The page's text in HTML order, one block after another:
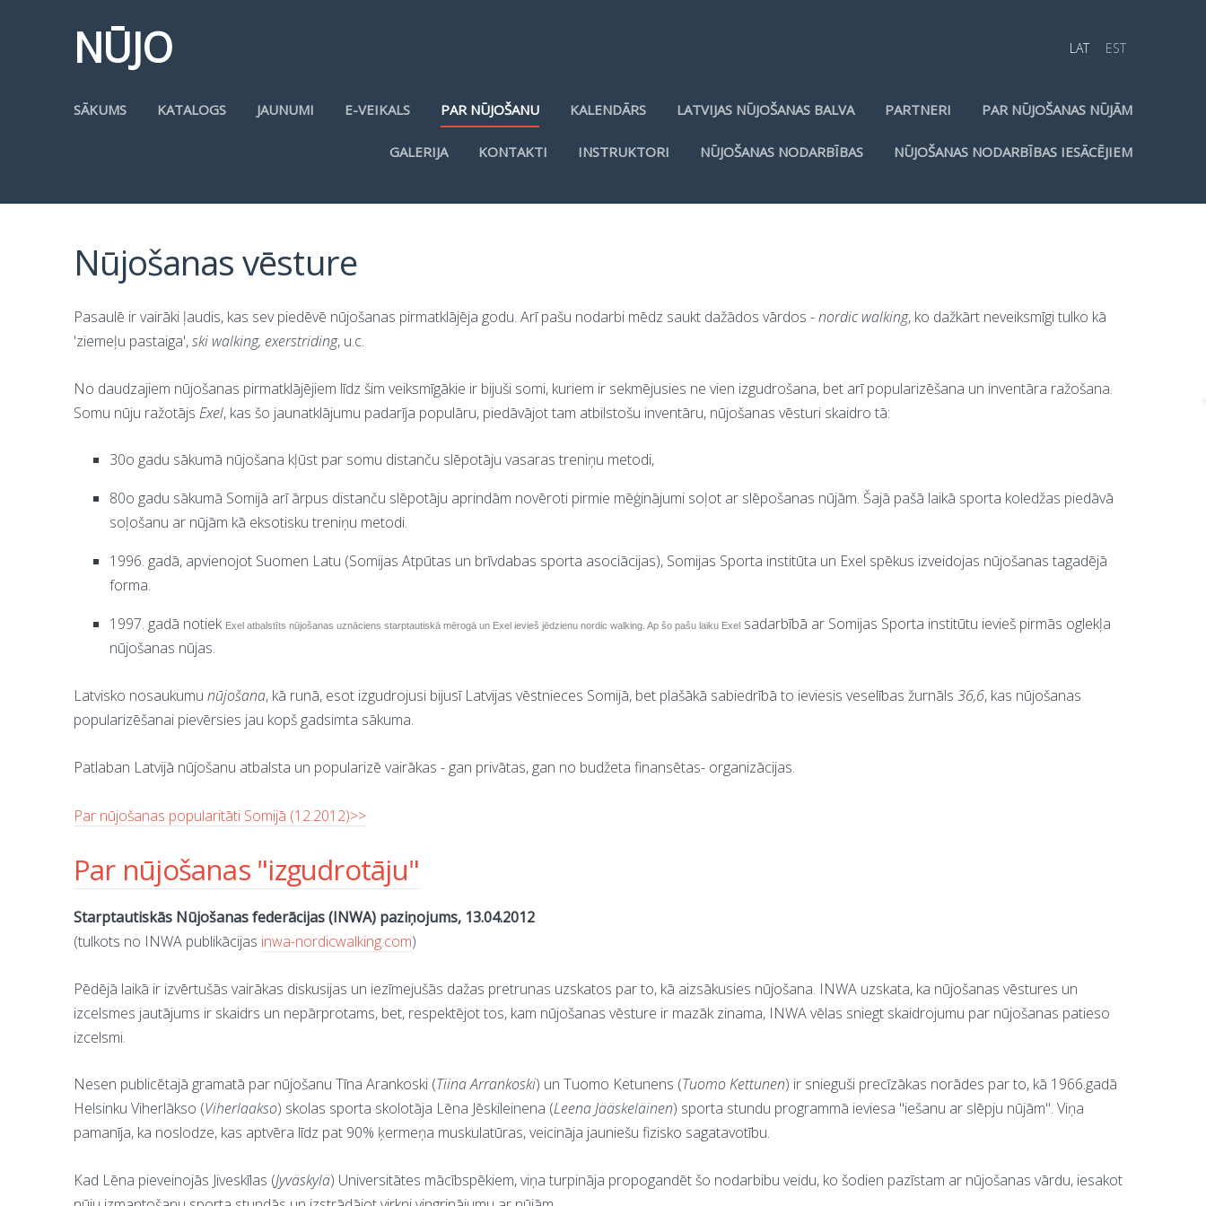
NŪJO
SĀKUMS KATALOGS JAUNUMI E-VEIKALS PAR NŪJOŠANU KALENDĀRS LATVIJAS NŪJOŠANAS BALVA PARTNERI PAR NŪJOŠANAS NŪJĀM
GALERIJA KONTAKTI INSTRUKTORI NŪJOŠANAS NODARBĪBAS NŪJOŠANAS NODARBĪBAS IESĀCĒJIEM
LAT EST
Nūjošanas vēsture
Pasaulē ir vairāki ļaudis, kas sev piedēvē nūjošanas pirmatklājēja godu. Arī pašu nodarbi mēdz saukt dažādos vārdos -nordic walking, ko dažkārt neveiksmīgi tulko kā
'ziemeļu pastaiga',ski walking, exerstriding, u.c.
No daudzajiem nūjošanas pirmatklājējiem līdz šim veiksmīgākie ir bijuši somi, kuriem ir sekmējusies ne vien izgudrošana, bet arī popularizēšana un inventāra ražošana.
Somu nūju ražotājs Exel, kas šo jaunatklājumu padarīja populāru, piedāvājot tam atbilstošu inventāru, nūjošanas vēsturi skaidro tā:
30o gadu sākumā nūjošana kļūst par somu distanču slēpotāju vasaras treniņu metodi,
80o gadu sākumā Somijā arī ārpus distanču slēpotāju aprindām novēroti pirmie mēģinājumi soļot ar slēpošanas nūjām. Šajā pašā laikā sporta koledžas piedāvā
soļošanu ar nūjām kā eksotisku treniņu metodi.
1996. gadā, apvienojot Suomen Latu (Somijas Atpūtas un brīvdabas sporta asociācijas), Somijas Sporta institūta un Exel spēkus izveidojas nūjošanas tagadējā
forma.
1997. gadā notiek Exel atbalstīts nūjošanas uznāciens starptautiskā mērogā un Exel ievieš jēdzienu nordic walking. Ap šo pašu laiku Exel sadarbībā ar Somijas Sporta institūtu ievieš pirmās oglekļa
nūjošanas nūjas.
Latvisko nosaukumu nūjošana, kā runā, esot izgudrojusi bijusī Latvijas vēstnieces Somijā, bet plašākā sabiedrībā to ieviesis veselības žurnāls 36,6, kas nūjošanas
popularizēšanai pievērsies jau kopš gadsimta sākuma.
Patlaban Latvijā nūjošanu atbalsta un popularizē vairākas - gan privātas, gan no budžeta finansētas- organizācijas.
Par nūjošanas popularitāti Somijā (12.2012)>>
Par nūjošanas "izgudrotāju"
Starptautiskās Nūjošanas federācijas (INWA) paziņojums, 13.04.2012
(tulkots no INWA publikācijas inwa-nordicwalking.com)
Pēdējā laikā ir izvērtušās vairākas diskusijas un iezīmejušās dažas pretrunas uzskatos par to, kā aizsākusies nūjošana. INWA uzskata, ka nūjošanas vēstures un
izcelsmes jautājums ir skaidrs un nepārprotams, bet, respektējot tos, kam nūjošanas vēsture ir mazāk zinama, INWA vēlas sniegt skaidrojumu par nūjošanas patieso
izcelsmi.
Nesen publicētajā gramatā par nūjošanu Tīna Arankoski (Tiina Arrankoski) un Tuomo Ketunens (Tuomo Kettunen) ir snieguši precīzākas norādes par to, kā 1966.gadā
Helsinku Viherlākso (Viherlaakso) skolas sporta skolotāja Lēna Jēskileinena (Leena Jääskeläinen) sporta stundu programmā ieviesa "iešanu ar slēpju nūjām". Viņa
pamanīja, ka noslodze, kas aptvēra līdz pat 90% ķermeņa muskulatūras, veicināja jauniešu fizisko sagatavotību.
Kad Lēna pieveinojās Jiveskīlas (Jyväskylä) Universitātes mācībspēkiem, viņa turpināja propogandēt šo nodarbibu veidu, ko šodien pazīstam ar nūjošanas vārdu, iesakot